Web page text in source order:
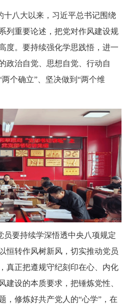
十八大以来，习近平总书记围绕
列重要论述，把党对作风建设规
度。要持续强化学思践悟，进一
政治自觉、思想自觉、行动自
两个确立”、坚决做到“两个维
员要持续学深悟透中央八项规定
恒转作风树新风，切实推动党员
真正把遵规守纪刻印在心、内化
建设的本质要求，把锤炼党性、
，修炼好共产党人的“心学”，在